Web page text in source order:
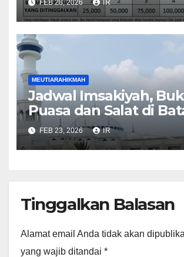
Lengkapnya
FEB 28, 2026 IR
MEUTIARAHIKMAH
Jadwal Imsakiyah,
Puasa dan Salat di
IniFEB 23, 2026 IR
Tinggalkan Balasan
Alamat email Anda tidak akan
yang wajib ditandai *